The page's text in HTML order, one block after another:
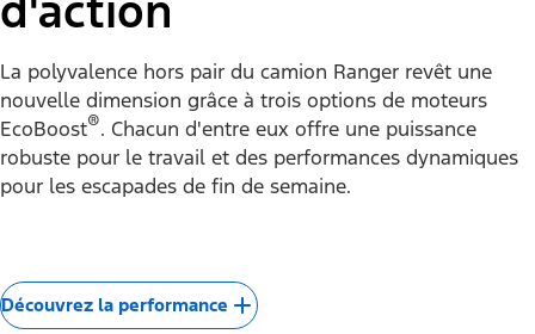
d'action
La polyvalence hors pair du camion Ranger revêt une
nouvelle dimension grâce à trois options de moteurs
EcoBoost®. Chacun d'entre eux offre une puissance
robuste pour le travail et des performances dynamiques
pour les escapades de fin de semaine.
Découvrez la performance